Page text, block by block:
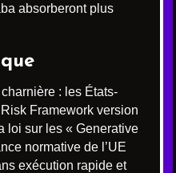
absorberont plus
: les États-
Framework version
loi sur les « Generative
normative de l’UE
exécution rapide et